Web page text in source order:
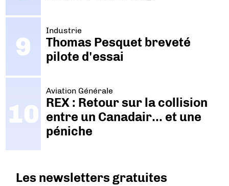
Industrie
Thomas Pesquet breveté
pilote d'essai
Aviation Générale
REX : Retour sur la collision
entre un Canadair… et une
péniche
Les newsletters gratuites